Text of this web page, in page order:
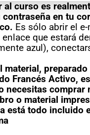
al curso es
en tu
Es sólo abrir el
que estará
azul),
material,
Francés Activo,
necesitas comprar
o material
está todo incluido